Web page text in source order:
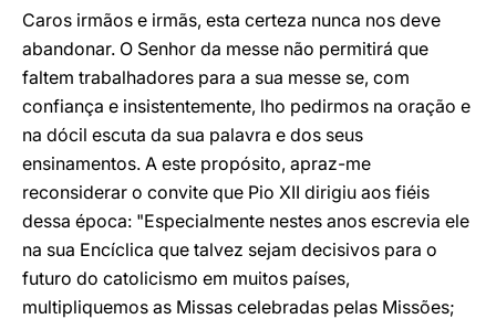
Caros irmãos e irmãs, esta certeza nunca nos deve
abandonar. O Senhor da messe não permitirá que
faltem trabalhadores para a sua messe se, com
confiança e insistentemente, lho pedirmos na oração e
na dócil escuta da sua palavra e dos seus
ensinamentos. A este propósito, apraz-me
reconsiderar o convite que Pio XII dirigiu aos fiéis
dessa época: "Especialmente nestes anos escrevia ele
na sua Encíclica que talvez sejam decisivos para o
futuro do catolicismo em muitos países,
multipliquemos as Missas celebradas pelas Missões;